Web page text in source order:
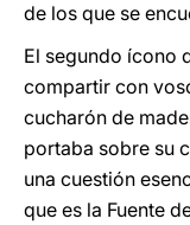
de los que se
El segundo ícono
compartir con
cucharón de
portaba sobre su
una cuestión
que es la Fuente